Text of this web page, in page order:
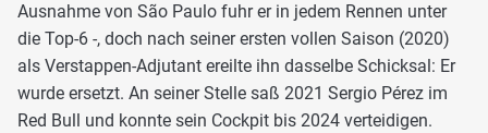
Ausnahme von São Paulo fuhr er in jedem Rennen unter
die Top-6 -, doch nach seiner ersten vollen Saison (2020)
als Verstappen-Adjutant ereilte ihn dasselbe Schicksal: Er
wurde ersetzt. An seiner Stelle saß 2021 Sergio Pérez im
Red Bull und konnte sein Cockpit bis 2024 verteidigen.